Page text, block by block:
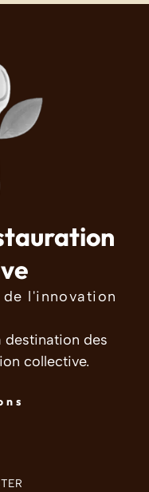
l'innovation
destination des
collective.